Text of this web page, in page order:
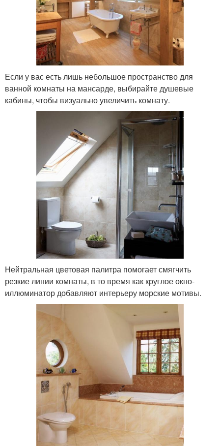
Если у вас есть лишь небольшое пространство для
ванной комнаты на мансарде, выбирайте душевые
кабины, чтобы визуально увеличить комнату.
Нейтральная цветовая палитра помогает смягчить
резкие линии комнаты, в то время как круглое окно-
иллюминатор добавляют интерьеру морские мотивы.